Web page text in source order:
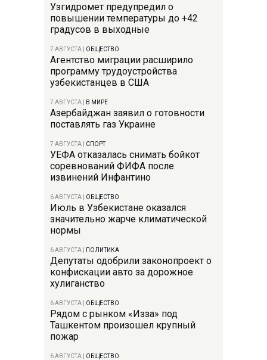
Узгидромет предупредил о
повышении температуры до +42
градусов в выходные
7 АВГУСТА ОБЩЕСТВО
Агентство миграции расширило
программу трудоустройства
узбекистанцев в США
7 АВГУСТА В МИРЕ
Азербайджан заявил о готовности
поставлять газ Украине
7 АВГУСТА СПОРТ
УЕФА отказалась снимать бойкот
соревнований ФИФА после
извинений Инфантино
6 АВГУСТА ОБЩЕСТВО
Июль в Узбекистане оказался
значительно жарче климатической
нормы
6 АВГУСТА ПОЛИТИКА
Депутаты одобрили законопроект о
конфискации авто за дорожное
хулиганство
6 АВГУСТА ОБЩЕСТВО
Рядом с рынком «Изза» под
Ташкентом произошел крупный
пожар
6 АВГУСТА ОБЩЕСТВО